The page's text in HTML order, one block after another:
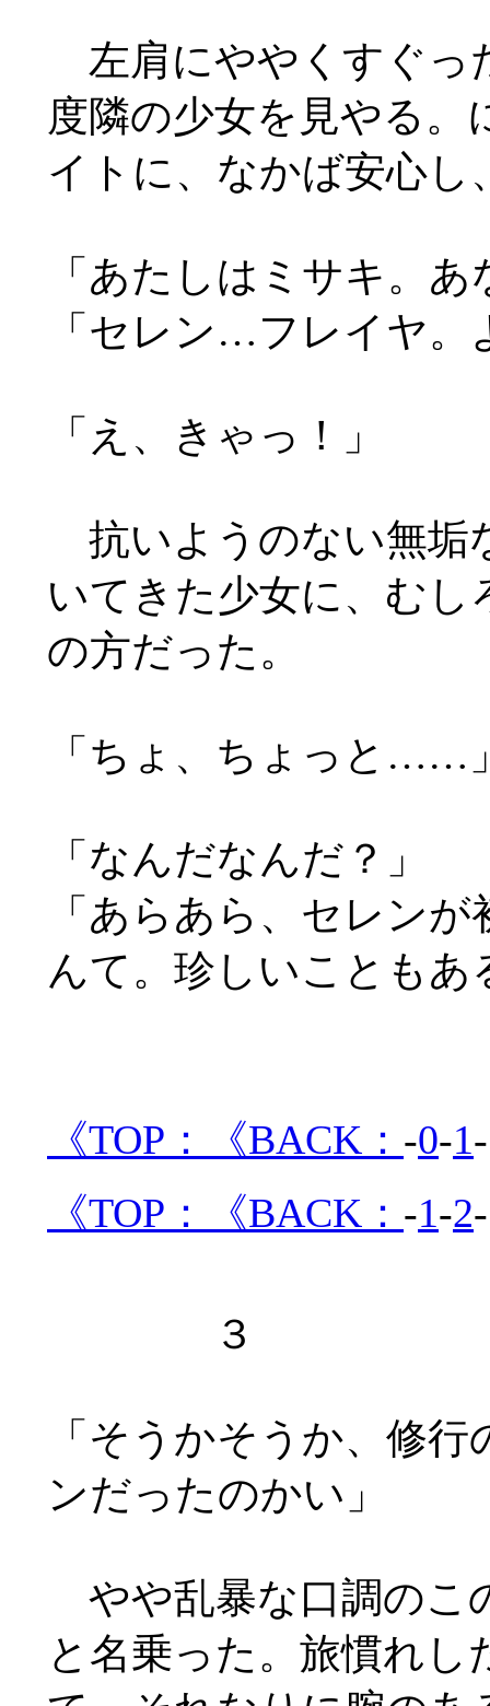
左肩にややくすぐっ
度隣の少女を見やる
イトに、なかば安心し
「あたしはミサキ。
「セレン…フレイヤ
「え、きゃっ！」
抗いようのない無垢
いてきた少女に、む
の方だった。
「ちょ、ちょっと ……
「なんだなんだ？」
「あらあら、セレン
んて。珍しいこともあ
《TOP： 《BACK： -0-1
《TOP：
《BACK： -1-2
３
「そうかそうか、修
ンだったのかい」
やや乱暴な口調のこ
と名乗った。旅慣れ